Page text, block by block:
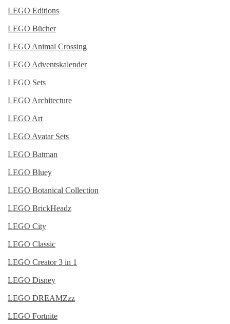
LEGO Editions
LEGO Bücher
LEGO Animal Crossing
LEGO Adventskalender
LEGO Sets
LEGO Architecture
LEGO Art
LEGO Avatar Sets
LEGO Batman
LEGO Bluey
LEGO Botanical Collection
LEGO BrickHeadz
LEGO City
LEGO Classic
LEGO Creator 3 in 1
LEGO Disney
LEGO DREAMZzz
LEGO Fortnite